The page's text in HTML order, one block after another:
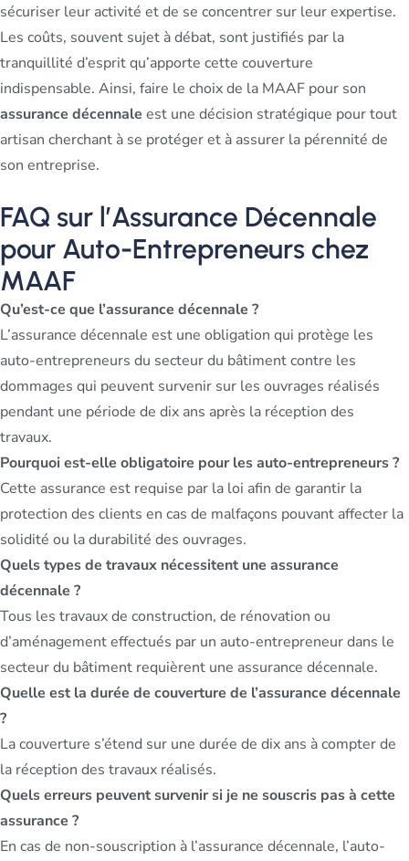
sécuriser leur activité et de se concentrer sur leur expertise.
Les coûts, souvent sujet à débat, sont justifiés par la
tranquillité d’esprit qu’apporte cette couverture
indispensable. Ainsi, faire le choix de la MAAF pour son
assurance décennale est une décision stratégique pour tout
artisan cherchant à se protéger et à assurer la pérennité de
son entreprise.
FAQ sur l’Assurance Décennale
pour Auto-Entrepreneurs chez
MAAF
Qu’est-ce que l’assurance décennale ?
L’assurance décennale est une obligation qui protège les
auto-entrepreneurs du secteur du bâtiment contre les
dommages qui peuvent survenir sur les ouvrages réalisés
pendant une période de dix ans après la réception des
travaux.
Pourquoi est-elle obligatoire pour les auto-entrepreneurs ?
Cette assurance est requise par la loi afin de garantir la
protection des clients en cas de malfaçons pouvant affecter la
solidité ou la durabilité des ouvrages.
Quels types de travaux nécessitent une assurance
décennale ?
Tous les travaux de construction, de rénovation ou
d’aménagement effectués par un auto-entrepreneur dans le
secteur du bâtiment requièrent une assurance décennale.
Quelle est la durée de couverture de l’assurance décennale
?
La couverture s’étend sur une durée de dix ans à compter de
la réception des travaux réalisés.
Quels erreurs peuvent survenir si je ne souscris pas à cette
assurance ?
En cas de non-souscription à l’assurance décennale, l’auto-